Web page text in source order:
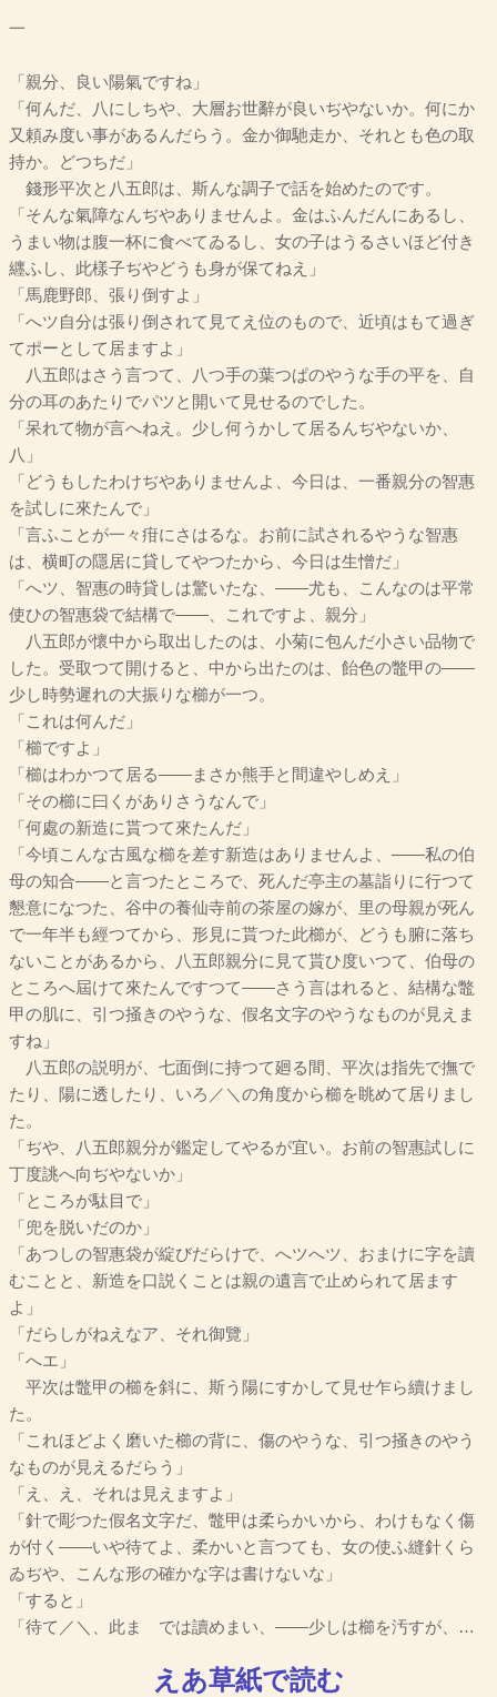
一
「親分、良い陽氣ですね」
「何んだ、八にしちや、大層お世辭が良いぢやないか。何にか
又頼み度い事があるんだらう。金か御馳走か、それとも色の取
持か。どつちだ」
錢形平次と八五郎は、斯んな調子で話を始めたのです。
「そんな氣障なんぢやありませんよ。金はふんだんにあるし、
うまい物は腹一杯に食べてゐるし、女の子はうるさいほど付き
纒ふし、此樣子ぢやどうも身が保てねえ」
「馬鹿野郎、張り倒すよ」
「へツ自分は張り倒されて見てえ位のもので、近頃はもて過ぎ
てポーとして居ますよ」
八五郎はさう言つて、八つ手の葉つぱのやうな手の平を、自
分の耳のあたりでパツと開いて見せるのでした。
「呆れて物が言へねえ。少し何うかして居るんぢやないか、
八」
「どうもしたわけぢやありませんよ、今日は、一番親分の智惠
を試しに來たんで」
「言ふことが一々疳にさはるな。お前に試されるやうな智惠
は、横町の隱居に貸してやつたから、今日は生憎だ」
「へツ、智惠の時貸しは驚いたな、――尤も、こんなのは平常
使ひの智惠袋で結構で――、これですよ、親分」
八五郎が懷中から取出したのは、小菊に包んだ小さい品物で
した。受取つて開けると、中から出たのは、飴色の鼈甲の――
少し時勢遲れの大振りな櫛が一つ。
「これは何んだ」
「櫛ですよ」
「櫛はわかつて居る――まさか熊手と間違やしめえ」
「その櫛に曰くがありさうなんで」
「何處の新造に貰つて來たんだ」
「今頃こんな古風な櫛を差す新造はありませんよ、――私の伯
母の知合――と言つたところで、死んだ亭主の墓詣りに行つて
懇意になつた、谷中の養仙寺前の茶屋の嫁が、里の母親が死ん
で一年半も經つてから、形見に貰つた此櫛が、どうも腑に落ち
ないことがあるから、八五郎親分に見て貰ひ度いつて、伯母の
ところへ屆けて來たんですつて――さう言はれると、結構な鼈
甲の肌に、引つ掻きのやうな、假名文字のやうなものが見えま
すね」
八五郎の説明が、七面倒に持つて廻る間、平次は指先で撫で
たり、陽に透したり、いろ／＼の角度から櫛を眺めて居りまし
た。
「ぢや、八五郎親分が鑑定してやるが宜い。お前の智惠試しに
丁度誂へ向ぢやないか」
「ところが駄目で」
「兜を脱いだのか」
「あつしの智惠袋が綻びだらけで、へツへツ、おまけに字を讀
むことと、新造を口説くことは親の遺言で止められて居ます
よ」
「だらしがねえなア、それ御覽」
「へエ」
平次は鼈甲の櫛を斜に、斯う陽にすかして見せ乍ら續けまし
た。
「これほどよく磨いた櫛の背に、傷のやうな、引つ掻きのやう
なものが見えるだらう」
「え、え、それは見えますよ」
「針で彫つた假名文字だ、鼈甲は柔らかいから、わけもなく傷
が付く――いや待てよ、柔かいと言つても、女の使ふ縫針くら
ゐぢや、こんな形の確かな字は書けないな」
「すると」
「待て／＼、此まゝでは讀めまい、――少しは櫛を汚すが、…
えあ草紙で読む